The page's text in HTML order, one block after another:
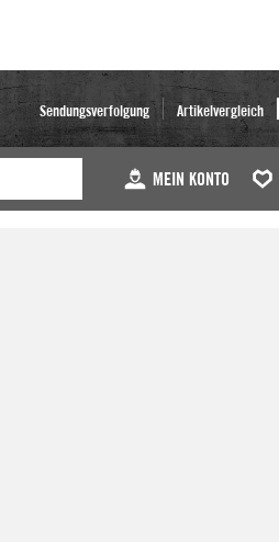
Sendungsverfolgung Artikelvergleich
MEIN KONTO